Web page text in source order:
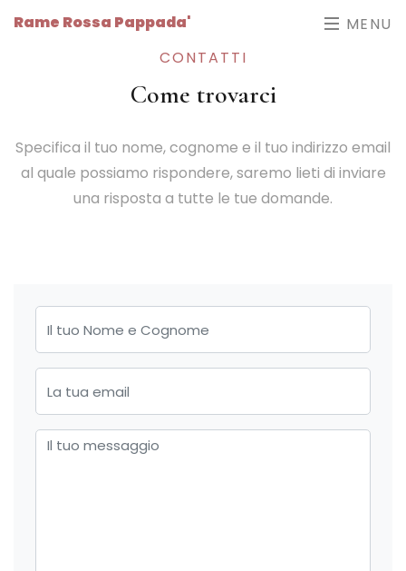
Rame Rossa Pappada'
MENU
CONTATTI
Come trovarci
Specifica il tuo nome, cognome e il tuo indirizzo email
al quale possiamo rispondere, saremo lieti di inviare
una risposta a tutte le tue domande.